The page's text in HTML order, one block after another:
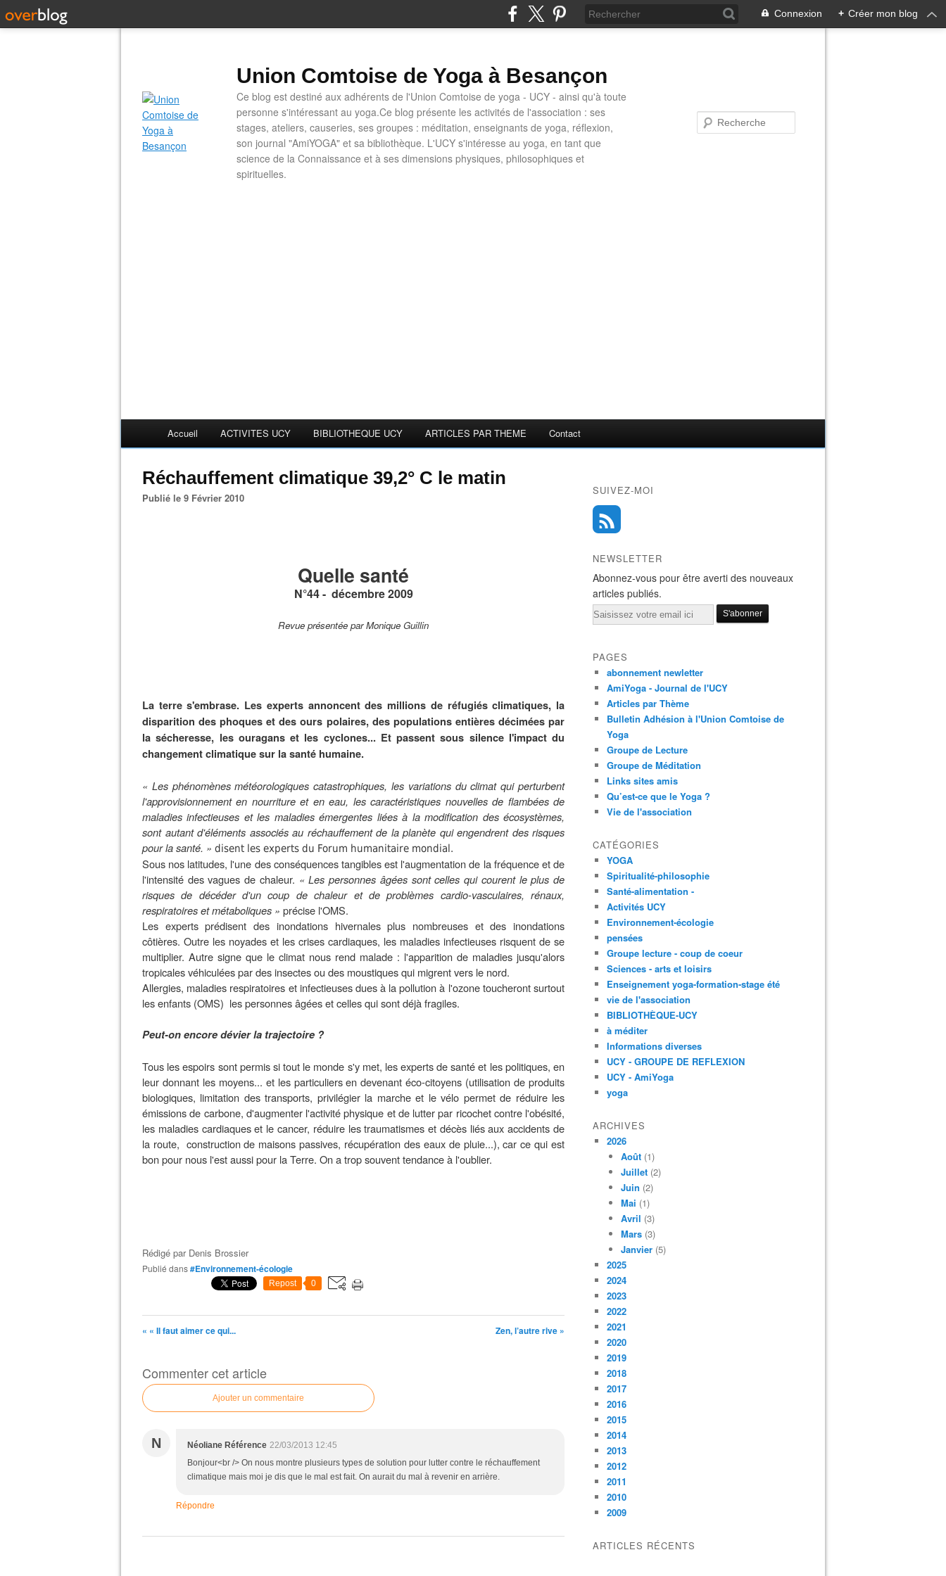
Connexion + Créer mon blog
Union Comtoise de Yoga à Besançon
Ce blog est destiné aux adhérents de l'Union Comtoise de yoga - UCY - ainsi qu'à toute
personne s'intéressant au yoga.Ce blog présente les activités de l'association : ses
stages, ateliers, causeries, ses groupes : méditation, enseignants de yoga, réflexion,
son journal "AmiYOGA" et sa bibliothèque. L'UCY s'intéresse au yoga, en tant que
science de la Connaissance et à ses dimensions physiques, philosophiques et
spirituelles.
Accueil ACTIVITES UCY BIBLIOTHEQUE UCY ARTICLES PAR THEME Contact
Réchauffement climatique 39,2° C le matin
Publié le 9 Février 2010
Quelle santé
N°44 - décembre 2009
Revue présentée par Monique Guillin
La terre s'embrase. Les experts annoncent des millions de réfugiés climatiques, la
disparition des phoques et des ours polaires, des populations entières décimées par
la sécheresse, les ouragans et les cyclones... Et passent sous silence l'impact du
changement climatique sur la santé humaine.
« Les phénomènes météorologiques catastrophiques, les variations du climat qui perturbent
l'approvisionnement en nourriture et en eau, les caractéristiques nouvelles de flambées de
maladies infectieuses et les maladies émergentes liées à la modification des écosystèmes,
sont autant d'éléments associés au réchauffement de la planète qui engendrent des risques
pour la santé. » disent les experts du Forum humanitaire mondial.
Sous nos latitudes, l'une des conséquences tangibles est l'augmentation de la fréquence et de
l'intensité des vagues de chaleur. « Les personnes âgées sont celles qui courent le plus de
risques de décéder d'un coup de chaleur et de problèmes cardio-vasculaires, rénaux,
respiratoires et métaboliques » précise l'OMS.
Les experts prédisent des inondations hivernales plus nombreuses et des inondations
côtières. Outre les noyades et les crises cardiaques, les maladies infectieuses risquent de se
multiplier. Autre signe que le climat nous rend malade : l'apparition de maladies jusqu'alors
tropicales véhiculées par des insectes ou des moustiques qui migrent vers le nord.
Allergies, maladies respiratoires et infectieuses dues à la pollution à l'ozone toucheront surtout
les enfants (OMS) les personnes âgées et celles qui sont déjà fragiles.
Peut-on encore dévier la trajectoire ?
Tous les espoirs sont permis si tout le monde s'y met, les experts de santé et les politiques, en
leur donnant les moyens... et les particuliers en devenant éco-citoyens (utilisation de produits
biologiques, limitation des transports, privilégier la marche et le vélo permet de réduire les
émissions de carbone, d'augmenter l'activité physique et de lutter par ricochet contre l'obésité,
les maladies cardiaques et le cancer, réduire les traumatismes et décès liés aux accidents de
la route, construction de maisons passives, récupération des eaux de pluie...), car ce qui est
bon pour nous l'est aussi pour la Terre. On a trop souvent tendance à l'oublier.
Rédigé par Denis Brossier
Publié dans#Environnement-écologie
Repost 0
« « Il faut aimer ce qui... Zen, l’autre rive »
Commenter cet article
Ajouter un commentaire
N Néoliane Référence 22/03/2013 12:45
Bonjour<br /> On nous montre plusieurs types de solution pour lutter contre le réchauffement
climatique mais moi je dis que le mal est fait. On aurait du mal à revenir en arrière.
Répondre
SUIVEZ-MOI
NEWSLETTER
Abonnez-vous pour être averti des nouveaux
articles publiés.
Email
PAGES
abonnement newletter
AmiYoga - Journal de l'UCY
Articles par Thème
Bulletin Adhésion à l'Union Comtoise de
Yoga
Groupe de Lecture
Groupe de Méditation
Links sites amis
Qu’est-ce que le Yoga ?
Vie de l'association
CATÉGORIES
YOGA
Spiritualité-philosophie
Santé-alimentation -
Activités UCY
Environnement-écologie
pensées
Groupe lecture - coup de coeur
Sciences - arts et loisirs
Enseignement yoga-formation-stage été
vie de l'association
BIBLIOTHÈQUE-UCY
à méditer
Informations diverses
UCY - GROUPE DE REFLEXION
UCY - AmiYoga
yoga
ARCHIVES
2026
Août (1)
Juillet (2)
Juin (2)
Mai (1)
Avril (3)
Mars (3)
Janvier (5)
2025
2024
2023
2022
2021
2020
2019
2018
2017
2016
2015
2014
2013
2012
2011
2010
2009
ARTICLES RÉCENTS